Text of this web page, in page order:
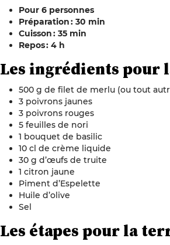
Pour 6 personnes
Préparation : 30 min
Cuisson : 35 min
Repos : 4 h
Les ingrédientspour
500 g de filet de merlu (ou tout
3 poivrons jaunes
3 poivrons rouges
5 feuilles de nori
1 bouquet de basilic
10 cl de crème liquide
30 g d’œufs de truite
1 citron jaune
Piment d’Espelette
Huile d’olive
Sel
Les étapes pour la